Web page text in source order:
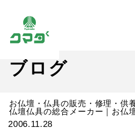
ブログ
お仏壇・仏具の販売・修理・供
仏壇仏具の総合メーカー｜お仏
2006.11.28